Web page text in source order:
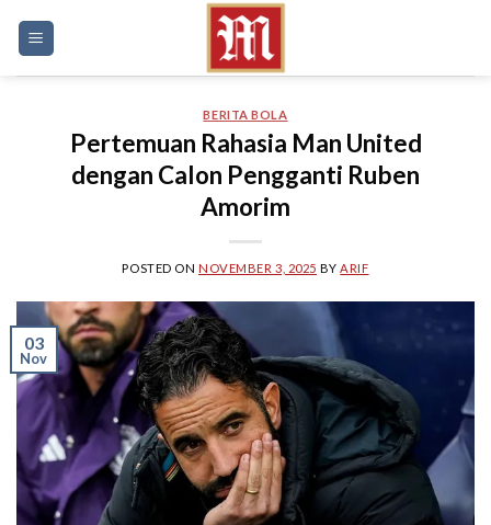
BERITA BOLA
Pertemuan Rahasia Man United
dengan Calon Pengganti Ruben
Amorim
POSTED ONNOVEMBER 3, 2025 BY ARIF
03
Nov